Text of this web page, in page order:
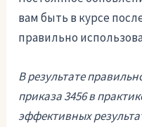
вам быть в курсе
правильно
В результате
приказа 3456 в
эффективных